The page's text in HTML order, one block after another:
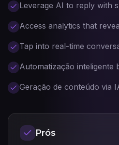
Leverage AI to reply with
Access analytics that
Tap into real-time
Automatização inteligente
Geração de conteúdo via
Prós